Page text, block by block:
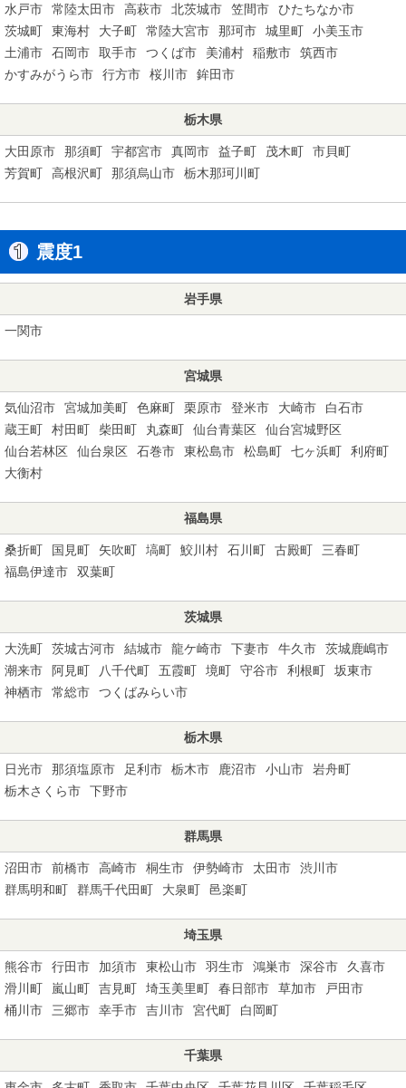
水戸市 常陸太田市 高萩市 北茨城市 笠間市
ひたちなか市
茨城町
東海村 大子町 常陸大宮市 那珂市 城里町
小美玉市
土浦市
石岡市 取手市 つくば市 美浦村 稲敷市
筑西市
かすみがうら市
行方市 桜川市 鉾田市
栃木県
大田原市 那須町 宇都宮市 真岡市 益子町 茂木町
市貝町
芳賀町
高根沢町 那須烏山市 栃木那珂川町
震度1
岩手県
一関市
宮城県
気仙沼市 宮城加美町 色麻町 栗原市 登米市 大崎市
白石市
蔵王町
村田町 柴田町 丸森町 仙台青葉区
仙台宮城野区
仙台若林区
仙台泉区 石巻市 東松島市 松島町 七ヶ浜町
利府町
大衡村
福島県
桑折町 国見町 矢吹町 塙町 鮫川村 石川町 古殿町
三春町
福島伊達市
双葉町
茨城県
大洗町 茨城古河市 結城市 龍ケ崎市 下妻市 牛久市
茨城鹿嶋市
潮来市
阿見町 八千代町 五霞町 境町 守谷市 利根町
坂東市
神栖市
常総市 つくばみらい市
栃木県
日光市 那須塩原市 足利市 栃木市 鹿沼市 小山市
岩舟町
栃木さくら市
下野市
群馬県
沼田市 前橋市 高崎市 桐生市 伊勢崎市 太田市
渋川市
群馬明和町
群馬千代田町 大泉町 邑楽町
埼玉県
熊谷市 行田市 加須市 東松山市 羽生市 鴻巣市 深谷市
久喜市
滑川町
嵐山町 吉見町 埼玉美里町 春日部市 草加市
戸田市
桶川市
三郷市 幸手市 吉川市 宮代町 白岡町
千葉県